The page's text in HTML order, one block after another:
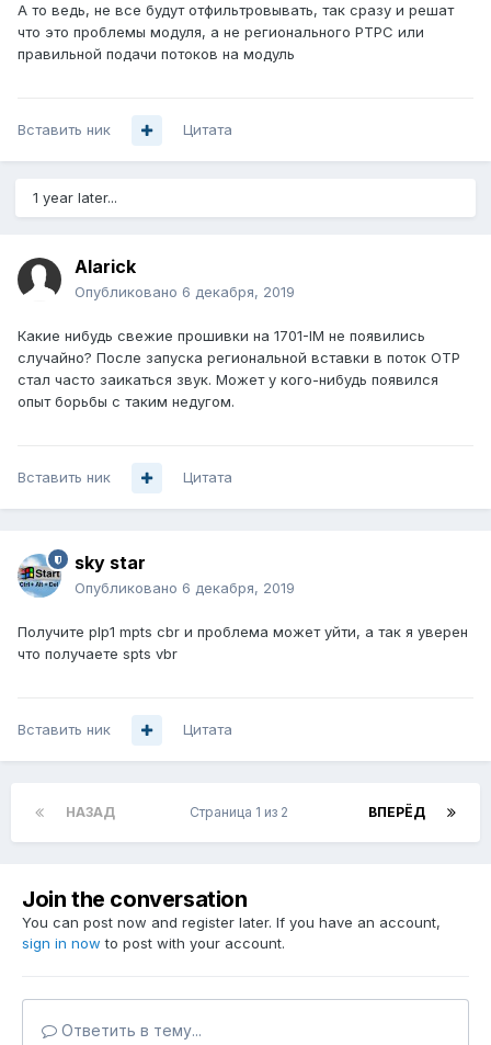
А то ведь, не все будут отфильтровывать, так сразу и решат
что это проблемы модуля, а не регионального РТРС или
правильной подачи потоков на модуль
Вставить ник Цитата
1 year later...
Alarick
Опубликовано 6 декабря, 2019
Какие нибудь свежие прошивки на 1701-IM не появились
случайно? После запуска региональной вставки в поток ОТР
стал часто заикаться звук. Может у кого-нибудь появился
опыт борьбы с таким недугом.
Вставить ник Цитата
sky star
Опубликовано 6 декабря, 2019
Получите plp1 mpts cbr и проблема может уйти, а так я уверен
что получаете spts vbr
Вставить ник Цитата
НАЗАД ВПЕРЁД
Страница 1 из 2
Join the conversation
You can post now and register later. If you have an account,
sign in now to post with your account.
Ответить в тему...